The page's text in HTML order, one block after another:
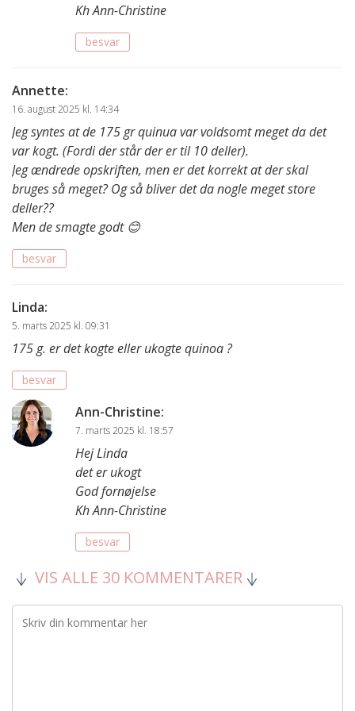
Kh Ann-Christine
besvar
Annette:
16. august 2025 kl. 14:34
Jeg syntes at de 175 gr quinua var voldsomt meget da det
var kogt. (Fordi der står der er til 10 deller).
Jeg ændrede opskriften, men er det korrekt at der skal
bruges så meget? Og så bliver det da nogle meget store
deller??
Men de smagte godt 😊
besvar
Linda:
5. marts 2025 kl. 09:31
175 g. er det kogte eller ukogte quinoa ?
besvar
Ann-Christine:
7. marts 2025 kl. 18:57
Hej Linda
det er ukogt
God fornøjelse
Kh Ann-Christine
besvar
VIS ALLE 30 KOMMENTARER